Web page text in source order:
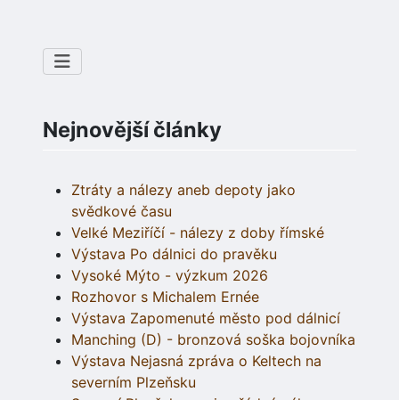
Nejnovější články
Ztráty a nálezy aneb depoty jako
svědkové času
Velké Meziříčí - nálezy z doby římské
Výstava Po dálnici do pravěku
Vysoké Mýto - výzkum 2026
Rozhovor s Michalem Ernée
Výstava Zapomenuté město pod dálnicí
Manching (D) - bronzová soška bojovníka
Výstava Nejasná zpráva o Keltech na
severním Plzeňsku